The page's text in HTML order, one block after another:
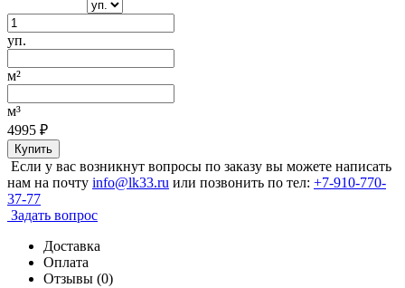
уп.
м²
м³
4995 ₽
Купить
Если у вас возникнут вопросы по заказу вы можете написать
нам на почту info@lk33.ru или позвонить по тел: +7-910-770-
37-77
Задать вопрос
Доставка
Оплата
Отзывы (0)